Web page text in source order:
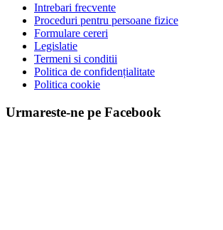
Intrebari frecvente
Proceduri pentru persoane fizice
Formulare cereri
Legislatie
Termeni si conditii
Politica de confidențialitate
Politica cookie
Urmareste-ne pe Facebook